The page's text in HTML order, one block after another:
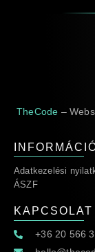
TheCode –
Adatkezelési
ÁSZF
KAPCSOLAT
+36 20 566